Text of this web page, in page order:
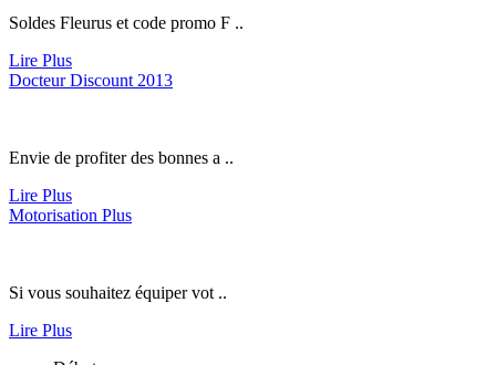
Soldes Fleurus et code promo F ..
Lire Plus
Docteur Discount 2013
Envie de profiter des bonnes a ..
Lire Plus
Motorisation Plus
Si vous souhaitez équiper vot ..
Lire Plus